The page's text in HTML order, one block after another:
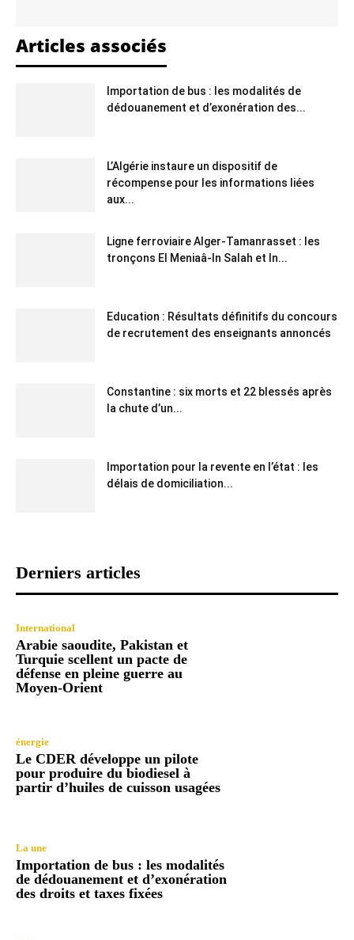
Articles associés
Importation de bus : les modalités de
dédouanement et d’exonération des...
L’Algérie instaure un dispositif de
récompense pour les informations liées
aux...
Ligne ferroviaire Alger-Tamanrasset : les
tronçons El Meniaâ-In Salah et In...
Education : Résultats définitifs du concours
de recrutement des enseignants annoncés
Constantine : six morts et 22 blessés après
la chute d’un...
Importation pour la revente en l’état : les
délais de domiciliation...
Derniers articles
International
Arabie saoudite, Pakistan et
Turquie scellent un pacte de
défense en pleine guerre au
Moyen-Orient
énergie
Le CDER développe un pilote
pour produire du biodiesel à
partir d’huiles de cuisson usagées
La une
Importation de bus : les modalités
de dédouanement et d’exonération
des droits et taxes fixées